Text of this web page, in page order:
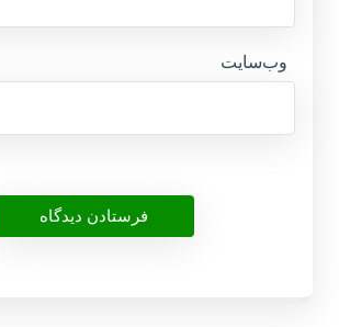
وب‌سایت